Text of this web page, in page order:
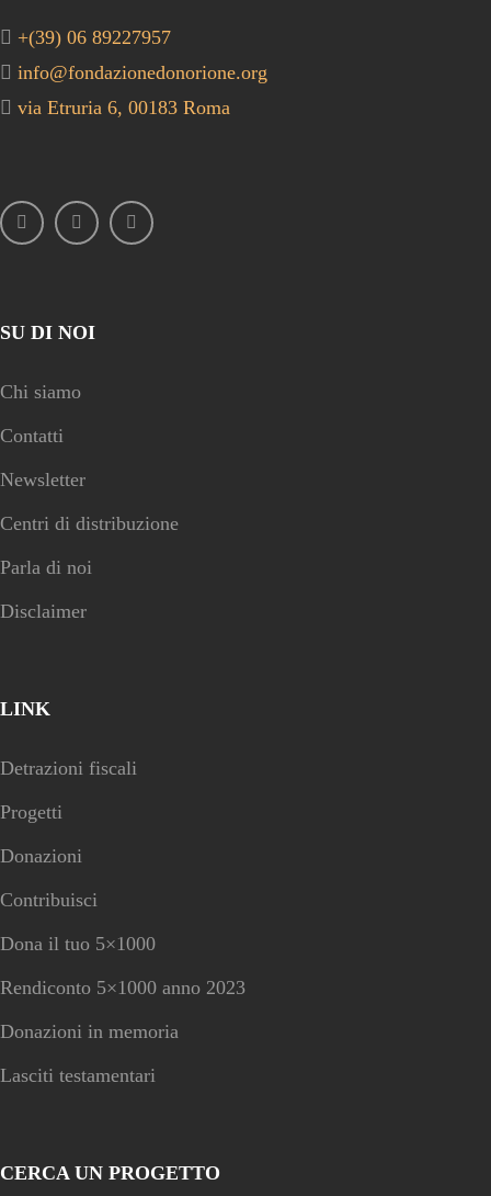
+(39) 06 89227957
info@fondazionedonorione.org
via Etruria 6, 00183 Roma
SU DI NOI
Chi siamo
Contatti
Newsletter
Centri di distribuzione
Parla di noi
Disclaimer
LINK
Detrazioni fiscali
Progetti
Donazioni
Contribuisci
Dona il tuo 5×1000
Rendiconto 5×1000 anno 2023
Donazioni in memoria
Lasciti testamentari
CERCA UN PROGETTO